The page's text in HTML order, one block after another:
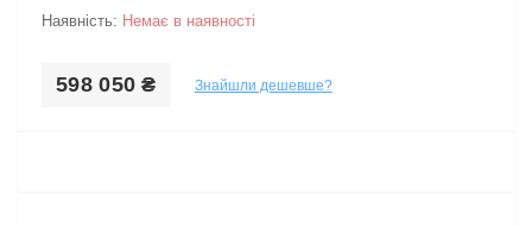
Наявність: Немає в наявності
598 050 ₴ Знайшли дешевше?